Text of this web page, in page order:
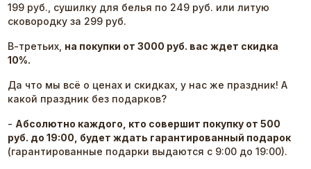
199 руб., сушилку для белья по 249 руб. или литую
сковородку за 299 руб.
В-третьих, на покупки от 3000 руб. вас ждет скидка
10%.
Да что мы всё о ценах и скидках, у нас же праздник! А
какой праздник без подарков?
- Абсолютно каждого, кто совершит покупку от 500
руб. до 19:00, будет ждать гарантированный подарок
(гарантированные подарки выдаются с 9:00 до 19:00).